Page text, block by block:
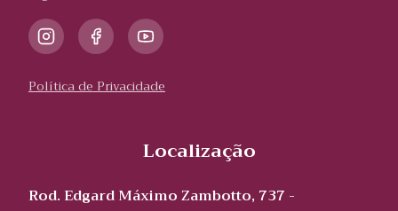
Política de Privacidade
Localização
Rod. Edgard Máximo Zambotto, 737 -